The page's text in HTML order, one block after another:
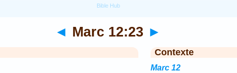
◄ Marc 12:23 ►
Contexte
Marc 12